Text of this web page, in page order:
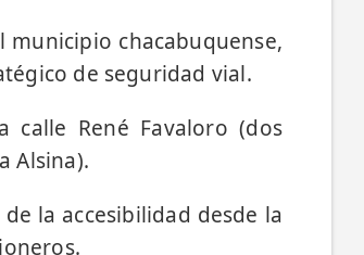
municipio chacabuquense,
de seguridad vial.
calle René Favaloro (dos
Alsina).
la accesibilidad desde la